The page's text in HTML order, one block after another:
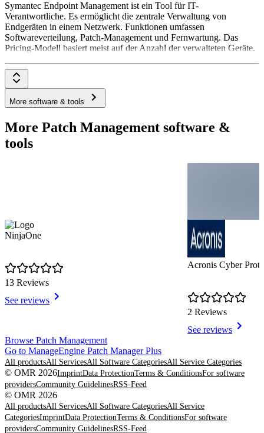
Symantec Endpoint Management ist ein Tool für IT-
Verantwortliche. Es ermöglicht die zentrale Verwaltung von
Endgeräten in einem Netzwerk. Funktionen umfassen
Softwareverteilung, Patch-Management und Fernwartung. Das
Pricing-Modell basiert meist auf der Anzahl der verwalteten Geräte.
More software & tools
More Patch Management software &
tools
NinjaOne
13 Reviews
See reviews
Acronis Cyber
2 Reviews
See reviews
Item
1
of
8
Browse Patch Management
Go to ManageEngine Patch Manager Plus
All productsAll ServicesAll Software CategoriesAll Service Categories
© OMR 2026ImprintData ProtectionTerms & ConditionsFor software
providersCommunity GuidelinesRSS-Feed
© OMR 2026
All productsAll ServicesAll Software CategoriesAll Service
CategoriesImprintData ProtectionTerms & ConditionsFor software
providersCommunity GuidelinesRSS-Feed